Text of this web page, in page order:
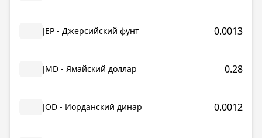
JEP - Джерсийский фунт 0.0013
JMD - Ямайский доллар 0.28
JOD - Иорданский динар 0.0012